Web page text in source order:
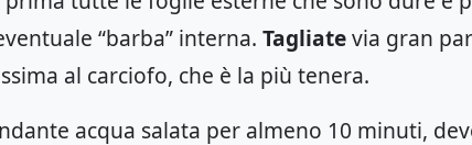
“barba” interna. Tagliatevia gran
al carciofo, che è la più tenera.
acqua salata per almeno 10 minuti,